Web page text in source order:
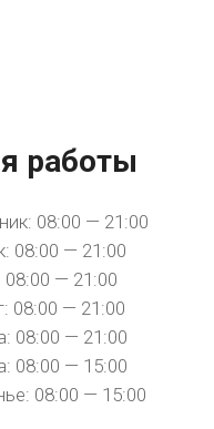
работы
08:00 — 21:00
08:00 — 21:00
08:00 — 21:00
08:00 — 21:00
08:00 — 21:00
08:00 — 15:00
08:00 — 15:00